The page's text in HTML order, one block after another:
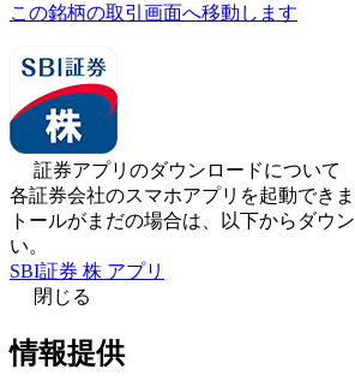
この銘柄の取引画面へ移動します
証券アプリのダウンロードについて
各証券会社のスマホアプリを起動でき
トールがまだの場合は、以下からダウ
い。
SBI証券 株 アプリ
閉じる
情報提供